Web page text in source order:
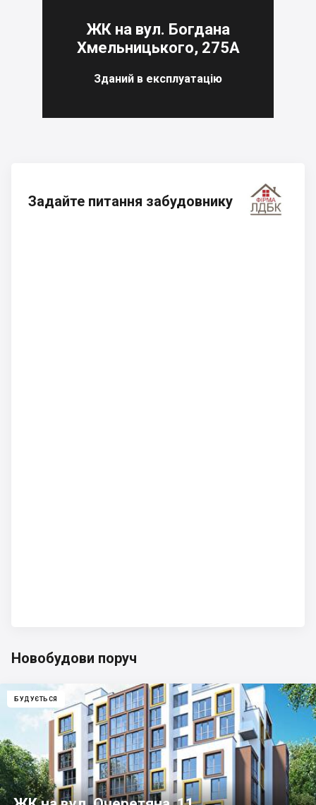
ЖК на вул. Богдана
Хмельницького, 275А
Зданий в експлуатацію
Задайте питання забудовнику
Новобудови поруч
БУДУЄТЬСЯ